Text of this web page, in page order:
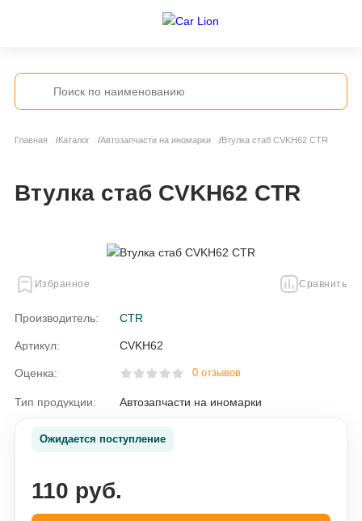
Главная Каталог Автозапчасти на иномарки Втулка стаб CVKH62 CTR
Втулка стаб CVKH62 CTR
Избранное Сравнить
Производитель: CTR
Артикул: CVKH62
Оценка: 0 отзывов
Тип продукции: Автозапчасти на иномарки
Ожидается поступление
110 руб.